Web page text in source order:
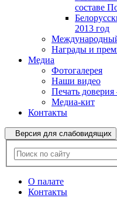
составе
2013 год
Награды и
Медиа
Фотогалерея
Наши видео
Печать
Медиа-кит
Контакты
Версия для слабовидящих
О палате
Контакты